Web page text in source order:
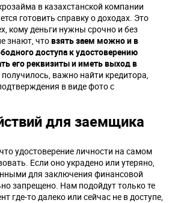
в казахстанской компании
готовить справку о доходах. Это
кому деньги нужны срочно и без
знают, чтовзять заем можно и в
доступа к удостоверению
его реквизиты и иметь выход в
важно найти кредитора,
в виде фото с
для заемщика
удостоверение личности на самом
Если оно украдено или утеряно,
для заключения финансовой
запрещено. Нам подойдут только те
где-то далеко или сейчас не в доступе,